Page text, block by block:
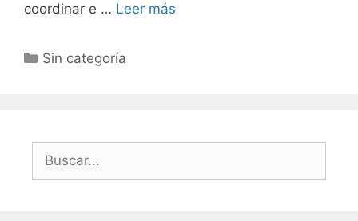
coordinar e … Leer más
Categorías
Sin categoría
Buscar: